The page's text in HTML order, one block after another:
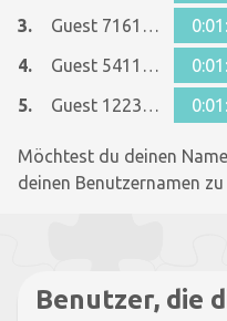
3.
Guest 7161152
4.
Guest 5411160
5.
Guest 12237642
Möchtest du deinen
deinen Benutzernamen
Benutzer, die